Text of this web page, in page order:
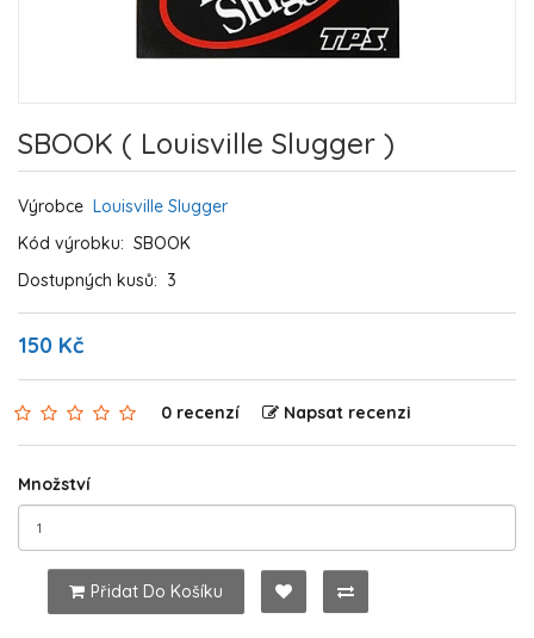
SBOOK ( Louisville Slugger )
Výrobce Louisville Slugger
Kód výrobku: SBOOK
Dostupných kusů: 3
150 Kč
0 recenzí Napsat recenzi
Množství
Přidat Do Košíku